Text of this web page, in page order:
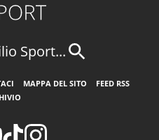
Sport...
MAPPA DEL SITO
FEED RSS